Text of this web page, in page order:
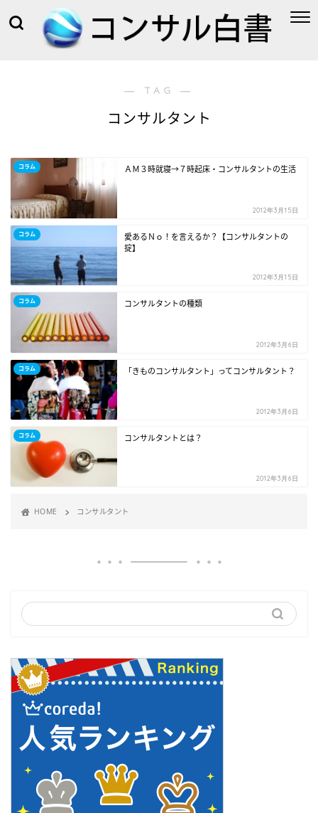
― TAG ―
コンサルタント
コラム ＡＭ３時就寝→７時起床・コンサルタントの生活
2012年3月15日
コラム
愛あるＮｏ！を言えるか？【コンサルタントの
掟】
2012年3月15日
コラム コンサルタントの種類
2012年3月6日
コラム 「きものコンサルタント」ってコンサルタント？
2012年3月6日
コラム コンサルタントとは？
2012年3月6日
HOME コンサルタント